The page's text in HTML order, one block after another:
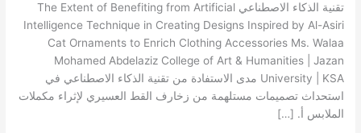
تقنية الذكاء الاصطناعي The Extent of Benefiting from Artificial
Intelligence Technique in Creating Designs Inspired by Al-Asiri
Cat Ornaments to Enrich Clothing Accessories Ms. Walaa
Mohamed Abdelaziz College of Art & Humanities | Jazan
University | KSA مدى الاستفادة من تقنية الذكاء الاصطناعي في
استحداث تصميمات مستلهمة من زخارف القط العسيري لإثراء مكملات
الملابس أ. […]
تصميمات
مستلهمة
من
زخارف
القط
العسيري
لإثراء